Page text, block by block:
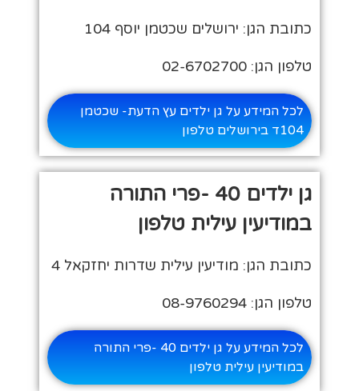
כתובת הגן: ירושלים שכטמן יוסף 104
טלפון הגן: 02-6702700
לכל המידע על גן ילדים עץ הדעת- שכטמן
104ד בירושלים טלפון
גן ילדים 40 -פרי התורה
במודיעין עילית טלפון
כתובת הגן: מודיעין עילית שדרות יחזקאל 4
טלפון הגן: 08-9760294
לכל המידע על גן ילדים 40 -פרי התורה
במודיעין עילית טלפון